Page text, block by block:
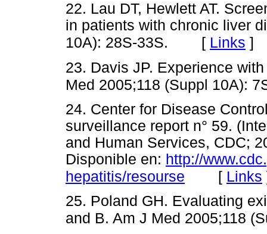
22. Lau DT, Hewlett AT.
in patients with chronic liver
10A): 28S-33S. [ Links ]
23. Davis JP. Experience
Med 2005;118 (Suppl 10A):
24. Center for Disease
surveillance report n° 59.
and Human Services, CDC;
Disponible en: http://
hepatitis/resourse [ Links
25. Poland GH. Evaluating
and B. Am J Med 2005;118